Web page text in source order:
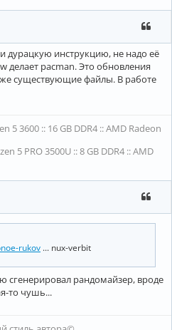
дурацкую инструкцию, не надо её
делает pacman. Это обновления
существующие файлы. В работе
5 3600 :: 16 GB DDR4 :: AMD Radeon
5 PRO 3500U :: 8 GB DDR4 :: AMD
rukov ... nux-verbit
сгенерировал рандомайзер, вроде
то чушь...